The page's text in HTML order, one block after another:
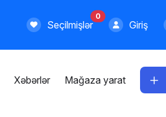
Seçilmişlər
0
Giriş
Xəbərlər Mağaza yarat